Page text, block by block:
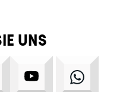
UNS
TIKTOK YOUTUBE